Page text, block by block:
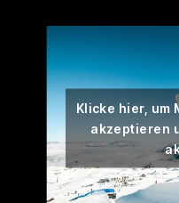
Klicke hier, um
akzeptieren